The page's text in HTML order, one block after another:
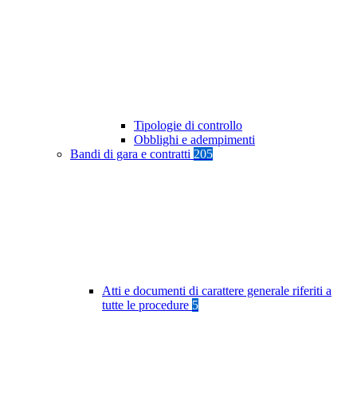
Tipologie di controllo
Obblighi e adempimenti
Bandi di gara e contratti 205
Atti e documenti di carattere generale riferiti a
tutte le procedure 5